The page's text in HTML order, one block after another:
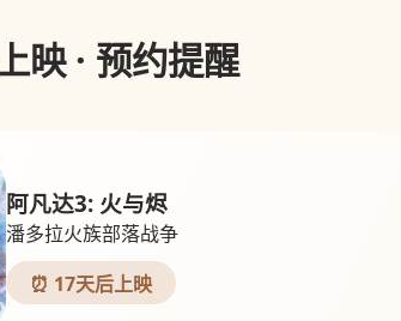
映 · 预约提醒
阿凡达3: 火与烬
潘多拉火族部落战争
⏰ 17天后上映